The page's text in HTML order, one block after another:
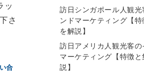
ッ
さ
合
訪日シンガポール人観光
ンドマーケティング【
を解説】
訪日アメリカ人観光客の
マーケティング【特徴
説】